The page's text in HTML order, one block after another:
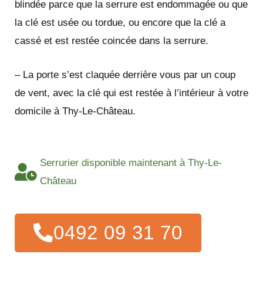
blindée parce que la serrure est endommagée ou que
la clé est usée ou tordue, ou encore que la clé a
cassé et est restée coincée dans la serrure.
– La porte s’est claquée derrière vous par un coup
de vent, avec la clé qui est restée à l’intérieur à votre
domicile à Thy-Le-Château.
Serrurier disponible maintenant à Thy-Le-
Château
0492 09 31 70